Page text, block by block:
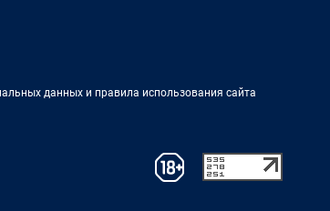
данных и правила использования сайта